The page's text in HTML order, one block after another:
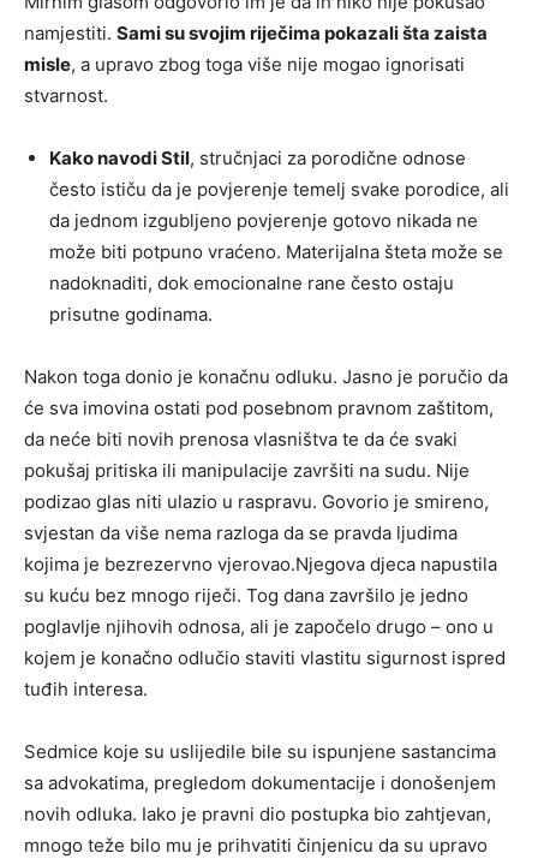
namjestiti. Sami su svojim riječima pokazali šta zaista
misle, a upravo zbog toga više nije mogao ignorisati
stvarnost.
Kako navodi Stil, stručnjaci za porodične odnose
često ističu da je povjerenje temelj svake porodice, ali
da jednom izgubljeno povjerenje gotovo nikada ne
može biti potpuno vraćeno. Materijalna šteta može se
nadoknaditi, dok emocionalne rane često ostaju
prisutne godinama.
Nakon toga donio je konačnu odluku. Jasno je poručio da
će sva imovina ostati pod posebnom pravnom zaštitom,
da neće biti novih prenosa vlasništva te da će svaki
pokušaj pritiska ili manipulacije završiti na sudu. Nije
podizao glas niti ulazio u raspravu. Govorio je smireno,
svjestan da više nema razloga da se pravda ljudima
kojima je bezrezervno vjerovao.Njegova djeca napustila
su kuću bez mnogo riječi. Tog dana završilo je jedno
poglavlje njihovih odnosa, ali je započelo drugo – ono u
kojem je konačno odlučio staviti vlastitu sigurnost ispred
tuđih interesa.
Sedmice koje su uslijedile bile su ispunjene sastancima
sa advokatima, pregledom dokumentacije i donošenjem
novih odluka. Iako je pravni dio postupka bio zahtjevan,
mnogo teže bilo mu je prihvatiti činjenicu da su upravo